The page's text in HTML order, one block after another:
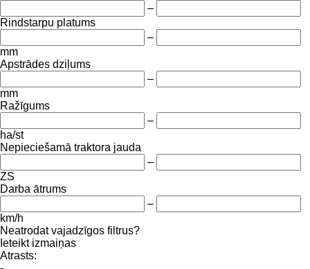
–
Rindstarpu platums
–
mm
Apstrādes dziļums
–
mm
Ražīgums
–
ha/st
Nepieciešamā traktora jauda
–
ZS
Darba ātrums
–
km/h
Neatrodat vajadzīgos filtrus?
Ieteikt izmaiņas
Atrasts: